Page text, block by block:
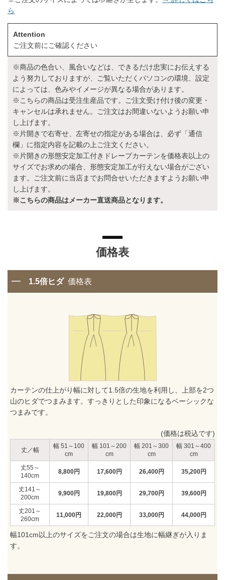
ら
Attention
ご注文前にご確認ください
※商品の色合い、風合いなどは、できるだけ忠実にお伝えする
よう努力しておりますが、ご覧いただくパソコンの環境、設定
によっては、色みやイメージが異なる場合があります。
※こちらの商品は受注生産品です。ご注文受け付け後の変更・
キャンセルは承れません。ご注文はお間違いないようお願い申
し上げます。
※片開きで右寄せ、左寄せの指定がある場合は、必ず「通信
欄」に指定内容を記載の上ご注文ください。
※片開きの形態安定加工付きドレープカーテンを価格表以上の
サイズでお求めの場合、形態安定加工が行えない場合がござい
ます。ご注文前に当店までお問合せいただきますようお願い申
し上げます。
※こちらの商品はメーカー直送商品となります。
価格表
1.5倍ヒダ 価格表
カーテンの仕上がり幅に対して1.5倍の生地を利用し、上部を2つ
山のヒダでつまみます。すっきりとした印象になるベーシックな
つまみです。
(価格は税込です)
丈／幅
51～100 101～200 201～300 301～400
55～
140
8,800円 17,600円 26,400円 35,200円
141～
200
9,900円 19,800円 29,700円 39,600円
201～
260
11,000円 22,000円 33,000円 44,000円
幅101cm以上のサイズをご注文の場合は生地に幅継ぎが入りま
す。